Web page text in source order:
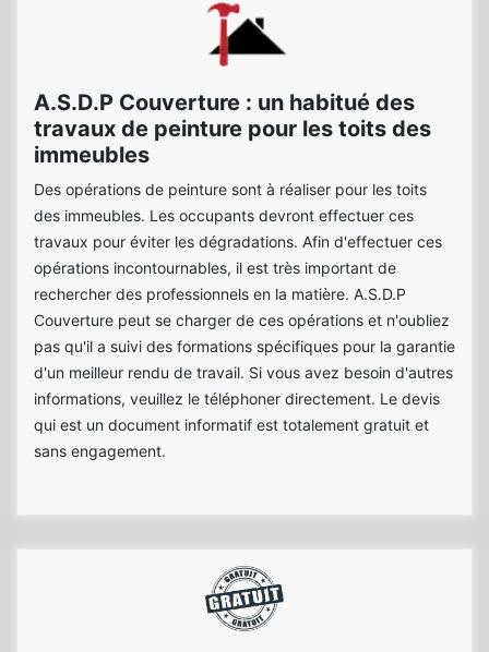
A.S.D.P Couverture : un habitué des
travaux de peinture pour les toits des
immeubles
Des opérations de peinture sont à réaliser pour les toits
des immeubles. Les occupants devront effectuer ces
travaux pour éviter les dégradations. Afin d'effectuer ces
opérations incontournables, il est très important de
rechercher des professionnels en la matière. A.S.D.P
Couverture peut se charger de ces opérations et n'oubliez
pas qu'il a suivi des formations spécifiques pour la garantie
d'un meilleur rendu de travail. Si vous avez besoin d'autres
informations, veuillez le téléphoner directement. Le devis
qui est un document informatif est totalement gratuit et
sans engagement.